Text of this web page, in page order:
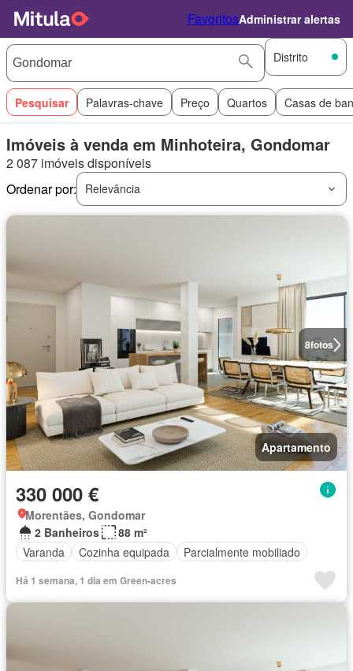
FavoritosAdministrar alertas
Distrito
Pesquisar Palavras-chave Preço Quartos Casas de
Imóveis à venda em Minhoteira, Gondomar
2 087 imóveis disponíveis
Ordenar por:
Relevância
8fotos
Apartamento
330 000 €
Morentães, Gondomar
2 Banheiros
88 m²
Varanda
Cozinha equipada Parcialmente mobiliado
Há 1 semana, 1 dia em Green-acres